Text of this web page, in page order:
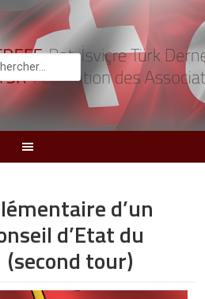
d’un
d’Etat du
tour)